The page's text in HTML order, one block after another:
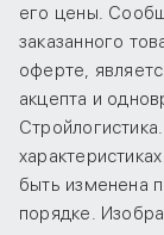
его цены.
заказанного
оферте,
акцепта и
быть изменена
порядке.